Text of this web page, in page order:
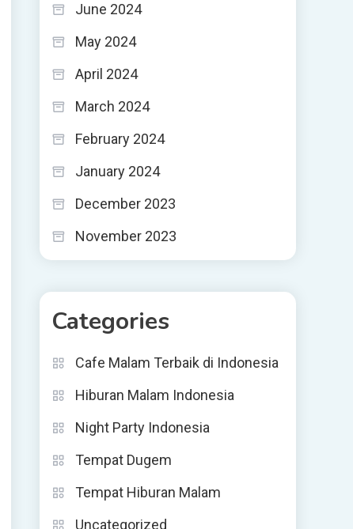
June 2024
May 2024
April 2024
March 2024
February 2024
January 2024
December 2023
November 2023
Categories
Cafe Malam Terbaik di Indonesia
Hiburan Malam Indonesia
Night Party Indonesia
Tempat Dugem
Tempat Hiburan Malam
Uncategorized